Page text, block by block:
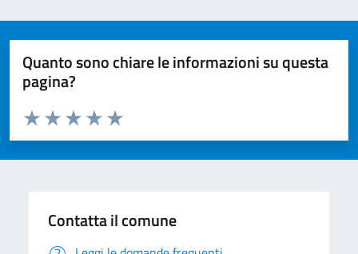
Quanto sono chiare le informazioni su questa
pagina?
Valuta da 1 a 5 stelle la pagina
Valuta 5 stelle su 5
Valuta 4 stelle su 5
Valuta 3 stelle su 5
Valuta 2 stelle su 5
Valuta 1 stelle su 5
Contatta il comune